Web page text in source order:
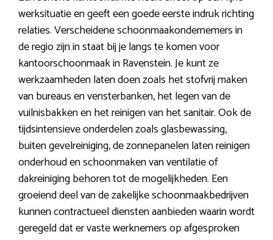
werksituatie en geeft een goede eerste indruk richting
relaties. Verscheidene schoonmaakondernemers in
de regio zijn in staat bij je langs te komen voor
kantoorschoonmaak in Ravenstein. Je kunt ze
werkzaamheden laten doen zoals het stofvrij maken
van bureaus en vensterbanken, het legen van de
vuilnisbakken en het reinigen van het sanitair. Ook de
tijdsintensieve onderdelen zoals glasbewassing,
buiten gevelreiniging, de zonnepanelen laten reinigen
onderhoud en schoonmaken van ventilatie of
dakreiniging behoren tot de mogelijkheden. Een
groeiend deel van de zakelijke schoonmaakbedrijven
kunnen contractueel diensten aanbieden waarin wordt
geregeld dat er vaste werknemers op afgesproken